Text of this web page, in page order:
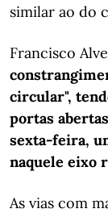
similar ao do
Francisco
circular",
portas
sexta-feira,
naquele eixo
As vias com